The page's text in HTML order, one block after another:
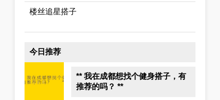
楼丝追星搭子
今日推荐
** 我在成都想找个健身搭子，有
推荐的吗？ **